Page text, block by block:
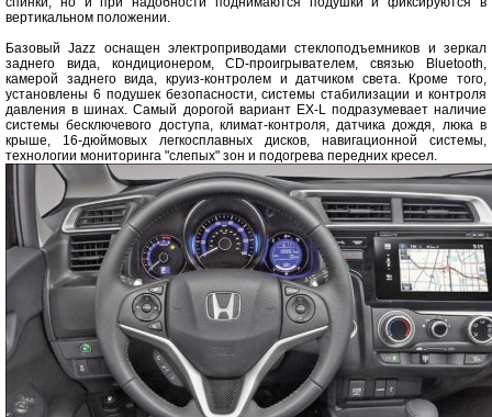
вертикальном положении.
Базовый Jazz оснащен электроприводами стеклоподъемников и зеркал
заднего вида, кондиционером, CD-проигрывателем, связью Bluetooth,
камерой заднего вида, круиз-контролем и датчиком света. Кроме того,
установлены 6 подушек безопасности, системы стабилизации и контроля
давления в шинах. Самый дорогой вариант EX-L подразумевает наличие
системы бесключевого доступа, климат-контроля, датчика дождя, люка в
крыше, 16-дюймовых легкосплавных дисков, навигационной системы,
технологии мониторинга "слепых" зон и подогрева передних кресел.